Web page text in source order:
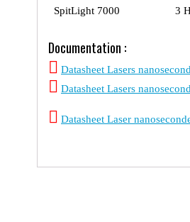
SpitLight 7000 3
Documentation :
Datasheet Lasers
Datasheet Lasers
Datasheet Laser